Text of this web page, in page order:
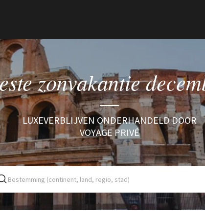
zonvakantie
LUXEVERBLIJVEN ONDERHANDELD DOOR
VOYAGE PRIVÉ